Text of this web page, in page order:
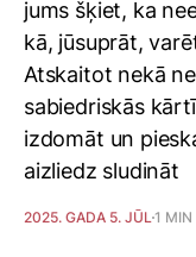
jums šķiet, ka
kā, jūsuprāt,
Atskaitot nekā
sabiedriskās
izdomāt un
aizliedz sludināt
2025. GADA 5. JŪL1 MIN